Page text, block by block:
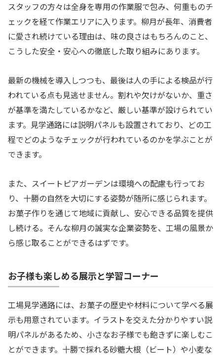
スタッフの方々は全身を専用の作業服で包み、何重ものチ
ェックを経て作業エリアに入ります。柳月が長年、消費者
に愛され続けている理由は、味の良さはもちろんのこと、
こうした安全・安心への徹底した取り組みにあります。
最新の機械を導入しつつも、最後は人の手による検品が行
われている点も見逃せません。割れや欠けがないか、重さ
が基準を満たしているかなど、厳しい基準が設けられてい
ます。見学通路には説明パネルも設置されており、どの工
程でどのようなチェックが行われているのかを学ぶことが
できます。
また、スイートピアガーデンは環境への配慮も行ってお
り、十勝の自然を大切にする姿勢が随所に感じられます。
お菓子作りを通じて地域に貢献し、安心できる品質を提供
し続ける。そんな柳月の誠実な企業姿勢を、工場の風景か
ら感じ取ることができるはずです。
お子様も楽しめる展示と学習コーナー
工場見学通路には、お菓子の歴史や材料について学べる展
示も用意されています。イラストを交えた分かりやすい説
明パネルがあるため、小さなお子様でも飽きずに楽しむこ
とができます。十勝で採れる砂糖大根（ビート）や小麦な